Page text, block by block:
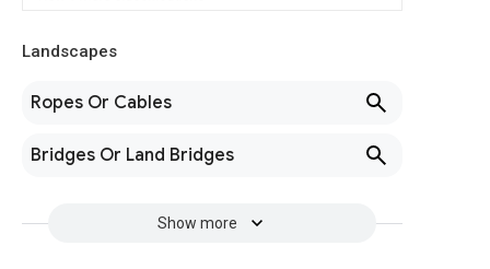
Landscapes
Ropes Or Cables
Bridges Or Land Bridges
Show more